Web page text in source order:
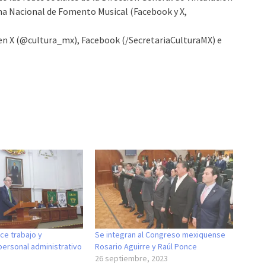
Nacional de Fomento Musical (Facebook y X,
X (@cultura_mx), Facebook (/SecretariaCulturaMX) e
trabajo y
administrativo
Se integran al Congreso mexiquense
Rosario Aguirre y Raúl Ponce
26 septiembre, 2023